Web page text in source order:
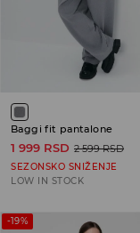
Baggi fit pantalone
1 999 RSD 2 599 RSD
SEZONSKO SNIŽENJE
LOW IN STOCK
-19%